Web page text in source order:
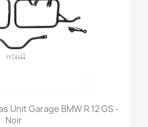
Unit Garage BMW R 12 GS -
Noir